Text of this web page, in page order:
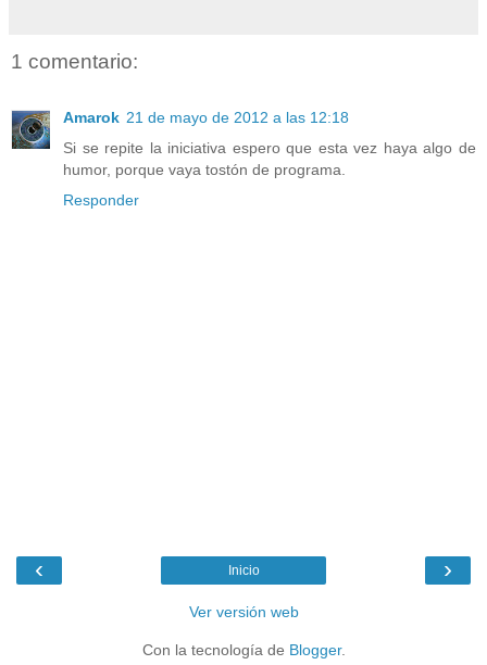
1 comentario:
Amarok 21 de mayo de 2012 a las 12:18
Si se repite la iniciativa espero que esta vez haya algo de
humor, porque vaya tostón de programa.
Responder
‹ ›
Inicio
Ver versión web
Con la tecnología de Blogger.